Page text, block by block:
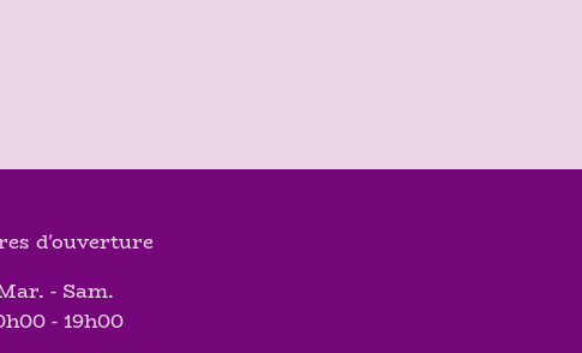
d'ouverture
- Sam.
- 19h00